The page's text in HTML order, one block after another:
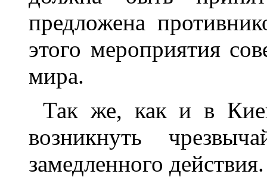
предложена
этого мероприятия
мира.
Так же, как и в
возникнуть
замедленного действия.